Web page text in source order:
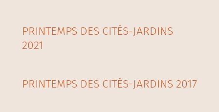
PRINTEMPS DES CITÉS-JARDINS
2021
PRINTEMPS DES CITÉS-JARDINS 2017